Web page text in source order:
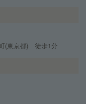
東京都) 徒歩1分